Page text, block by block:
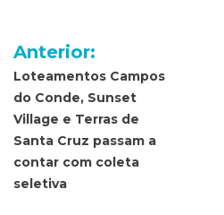
Navegação
de
Post
Anterior:
Loteamentos Campos
do Conde, Sunset
Village e Terras de
Santa Cruz passam a
contar com coleta
seletiva